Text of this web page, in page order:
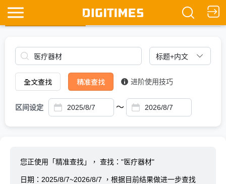
Ask DIGITIMES
全文查找 精准查找 进阶使用技巧
区间设定 ～
您正使用「精准查找」， 查找："医疗器材"
日期： 2025/8/7~2026/8/7 ，根据目前结果做进一步查找